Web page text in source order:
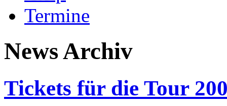
Termine
News Archiv
Tickets für die Tour